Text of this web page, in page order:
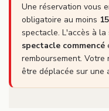
Une réservation vous
obligatoire au moins
spectacle. L'accès à
spectacle commencé
remboursement.
être déplacée sur une